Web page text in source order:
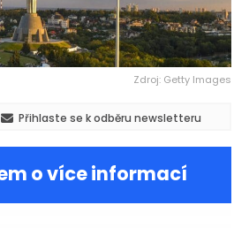
Zdroj: Getty Images
Přihlaste se k odběru newsletteru
o více informací